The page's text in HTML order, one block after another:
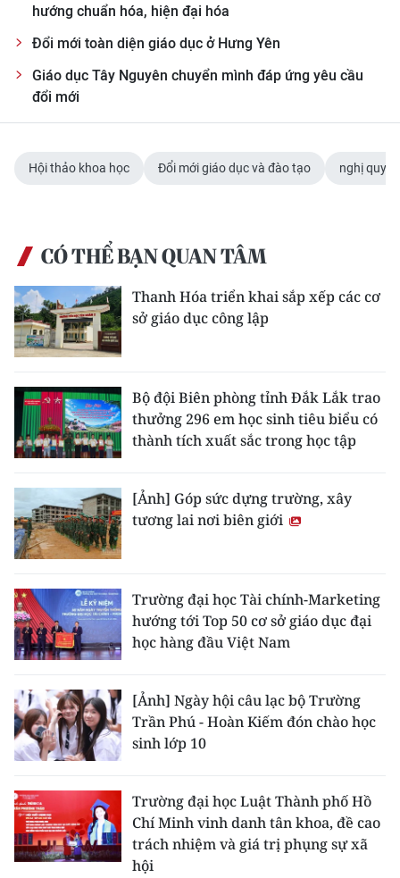
hướng chuẩn hóa, hiện đại hóa
Đổi mới toàn diện giáo dục ở Hưng Yên
Giáo dục Tây Nguyên chuyển mình đáp ứng yêu cầu
đổi mới
Hội thảo khoa học Đổi mới giáo dục và đào tạo nghị quyết
CÓ THỂ BẠN QUAN TÂM
Thanh Hóa triển khai sắp xếp các cơ
sở giáo dục công lập
Bộ đội Biên phòng tỉnh Đắk Lắk trao
thưởng 296 em học sinh tiêu biểu có
thành tích xuất sắc trong học tập
[Ảnh] Góp sức dựng trường, xây
tương lai nơi biên giới
Trường đại học Tài chính-Marketing
hướng tới Top 50 cơ sở giáo dục đại
học hàng đầu Việt Nam
[Ảnh] Ngày hội câu lạc bộ Trường
Trần Phú - Hoàn Kiếm đón chào học
sinh lớp 10
Trường đại học Luật Thành phố Hồ
Chí Minh vinh danh tân khoa, đề cao
trách nhiệm và giá trị phụng sự xã
hội